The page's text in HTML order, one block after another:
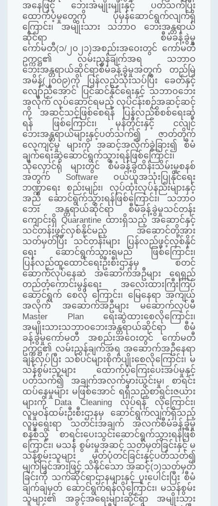
အနေဖြင့် ဘေးအမျိုးမျိုးနှင့် ပတ်သက်ပြီး
ထောက်ပံ့မှုတွေကို ပုံမှန်ဆောင်ရွက်လျက်ရှိ
ကြောင်း၊ အမျိုးသား သဘာဝ ဘေးအန္တရာယ်
ဆိုင်ရာ စီမံခန့်ခွဲမှု
ကော်မတီ(၁/၂၀၂၁)အစည်းအဝေးတွင် ကော်မတီ
ဥက္ကဋ္ဌ၏ လမ်းညွှန်ချက်အရ သဘာဝ
ဘေးအန္တရာယ်ဆိုင်ရာစီမံခန့်ခွဲမှုအတွက် တည်မြဲ
အမိန့်(၂၀၀၉)ကို ပြန်လည်သုံးသပ်ပြီး ခေတ်နှင့်
လျော်ညီအောင် ပြင်ဆင်နိုင်ရေးနှင့် သဘာဝဘေး
အလိုက် လုပ်ဆောင်ရမည့် လုပ်ငန်းစဉ်အဆင့်ဆင့်
ကို အဆင်သင့်ဖြစ်စေရန် ပြန်လည်စိစစ်ရေးဆွဲ
ရန် ဖြစ်ကြောင်း၊ မုန်တိုင်းနှင့် ငလျင်
ဘေးအန္တရာယ်များနှင့်ပတ်သက်၍ ဇာတ်တိုက်
လေ့ကျင့်မှု များကို အဆင့်အလိုက်ခွဲခြား၍ စီမံ
ချက်ရေးဆွဲဆောင်ရွက်သွားရန်ဖြစ်ကြောင်း၊
သိုလှောင်ရုံ များတွင် စီမံခန့်ခွဲထိန်းသိမ်းမှုစနစ်
အတွက် Software ဝယ်ယူအသုံးပြုနိုင်ရေး
ဘဏ္ဍာရေး စည်းမျဉ်း၊ လုပ်ထုံးလုပ်နည်းများနှင့်
အညီ ဆောင်ရွက်သွားရန်ဖြစ်ကြောင်း၊ သဘာဝ
ဘေး အန္တရာယ်ဆိုင်ရာ စီမံခန့်ခွဲမှုသင်တန်း
ကျောင်းရှိ Quarantine ထားရှိသည့် အဆောင်နှင့်
သင်တန်းဖွင့်လှစ်နိုင်မည့် အဆောင်တို့အား
သတ်မှတ်ပြီး သင်တန်းများ ပြန်လည်ဖွင့်လှစ်နိုင်
ရေး ဆောင်ရွက်သွားရမည် ဖြစ်ကြောင်း၊
ပြန်လည်ထူထောင်ရေးဦးစီးဌာနမှ စတင်
ဆောက်လုပ်နေဆဲ အဆောက်အဦများ ရေရှည်
တည်တံ့ကောင်းမွန်ရေး အလေးထားကြီးကြပ်
ဆောင်ရွက် စေလို ကြောင်း၊ မြေနေရာ အကျယ်
အလိုက် အဆောက်အဦများ မဆောက်လုပ်မီ
Master Plan ရေးဆွဲထားစေလိုကြောင်း၊
အမျိုးသားသဘာဝဘေးအန္တရာယ်ဆိုင်ရာ စီမံ
ခန့်ခွဲမှုကော်မတီ အစည်းအဝေးတွင် ကော်မတီ
ဥက္ကဋ္ဌ၏ လမ်းညွှန်ချက်အရ အဆောက်အဦနေရာ
ချန်လှပ်ပြီး သစ်ပင်များစိုက်ပျိုးစေလိုကြောင်း၊ မ
သန်စွမ်းသူများ ထောက်ပံ့ကြေးပေးအပ်မှုနှင့်
ပတ်သက်၍ အချက်အလက်မှားယွင်းမှု၊ စာရင်း
ထပ်နေမှုများ မဖြစ်အောင် ရရှိသည့်စာရင်းဇယား
များကို Data Cleaning လုပ်ရန် လိုကြောင်း၊
လူမှုဝန်ထမ်းဦးစီးဌာနမှ ဆောင်ရွက်လျက်ရှိသည့်
လူမှုရေးရာ သတင်းအချက် အလက်စီမံခန့်ခွဲမှု
စနစ်သို့ စာရင်းပေးသွင်းဆောင်ရွက်သွားရန်ဖြစ်
ကြောင်း၊ မသန် စွမ်းမှုအဆင့် သတ်မှတ်ခြင်းနှင့် မ
သန်စွမ်းသူများ မှတ်ပုံတင်ခြင်းနှင့်ပတ်သတ်၍
မျက်မြင်အားဖြင့် သိနိုင်သော အဆင့်(၁)သတ်မှတ်
ခြင်းကို သက်ဆိုင်ရာဌာနများနှင့် ပူးပေါင်းပြီး စီမံ
ချက်ချမှတ် ဆောင်ရွက်ရန်လိုကြောင်း၊ မသန်စွမ်း
သူများ၏ အခွင့်အရေးများဆိုင်ရာ အမျိုးသား